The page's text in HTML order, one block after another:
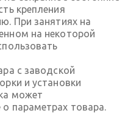
крепления
При занятиях на
на некоторой
с заводской
и установки
может
параметрах товара.